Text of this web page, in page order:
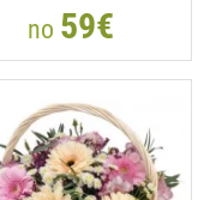
no 59€